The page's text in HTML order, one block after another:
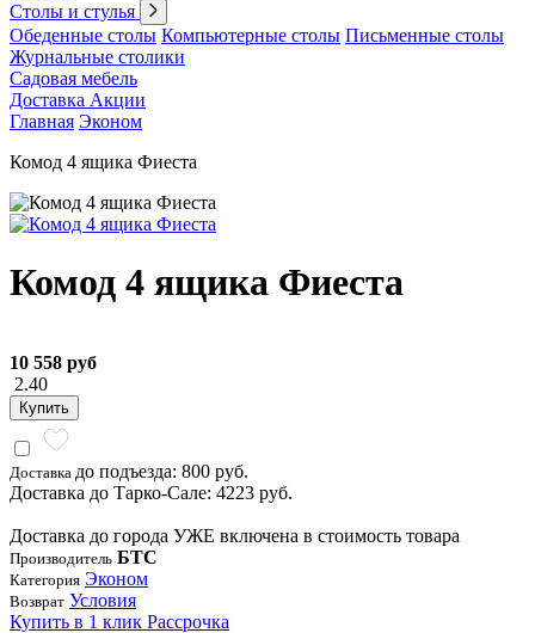
Столы и стулья
Обеденные столы Компьютерные столы Письменные столы
Журнальные столики
Садовая мебель
Доставка Акции
Главная Эконом
Комод 4 ящика Фиеста
Комод 4 ящика Фиеста
10 558 руб
2.40
Купить
Доставка до подъезда: 800 руб.
Доставка до Тарко-Сале: 4223 руб.
Доставка до города УЖЕ включена в стоимость товара
Производитель БТС
Категория Эконом
Возврат Условия
Купить в 1 клик Рассрочка